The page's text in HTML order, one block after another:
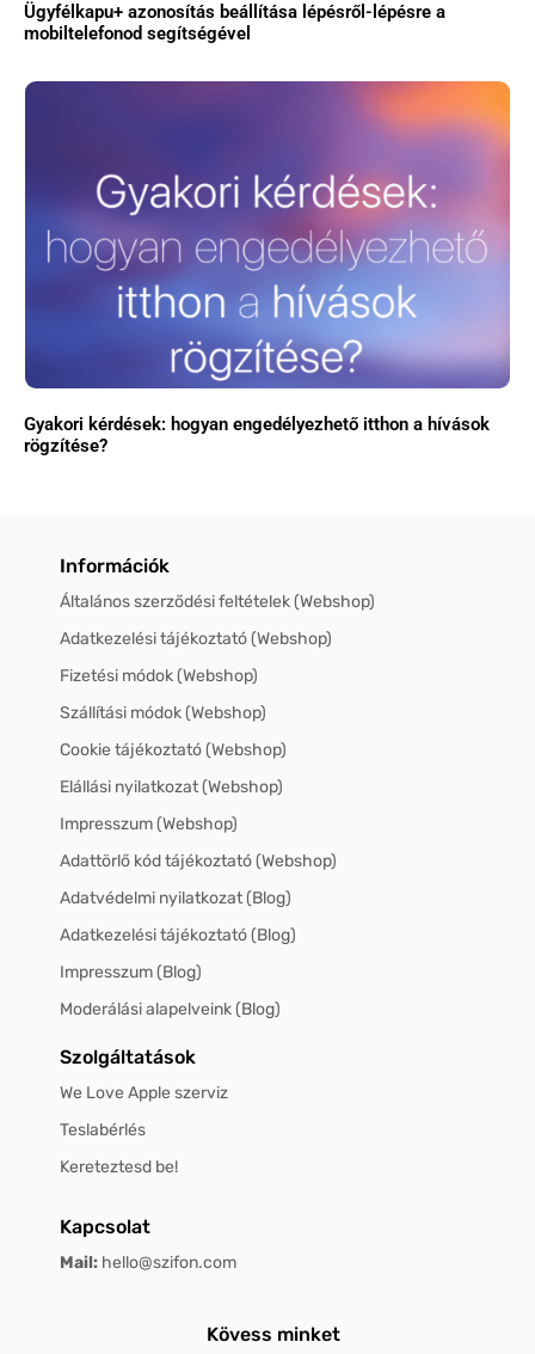
Ügyfélkapu+ azonosítás beállítása lépésről-lépésre a
mobiltelefonod segítségével
Gyakori kérdések: hogyan engedélyezhető itthon a hívások
rögzítése?
Információk
Általános szerződési feltételek (Webshop)
Adatkezelési tájékoztató (Webshop)
Fizetési módok (Webshop)
Szállítási módok (Webshop)
Cookie tájékoztató (Webshop)
Elállási nyilatkozat (Webshop)
Impresszum (Webshop)
Adattörlő kód tájékoztató (Webshop)
Adatvédelmi nyilatkozat (Blog)
Adatkezelési tájékoztató (Blog)
Impresszum (Blog)
Moderálási alapelveink (Blog)
Szolgáltatások
We Love Apple szerviz
Teslabérlés
Kereteztesd be!
Kapcsolat
Mail: hello@szifon.com
Kövess minket